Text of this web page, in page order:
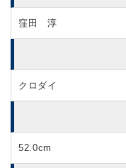
窪田 淳
クロダイ
52.0cm